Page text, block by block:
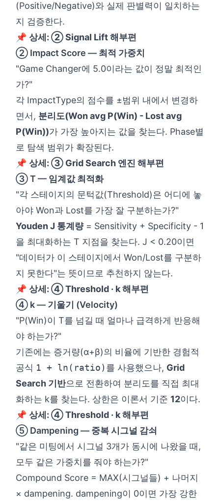
(Positive/Negative)와 실제 판별력이 일치하는
지 검증한다.
📌 상세: ② Signal Lift 해부편
② Impact Score — 최적 가중치
"Game Changer에 5.0이라는 값이 정말 최적인
가?"
각 ImpactType의 점수를 ±범위 내에서 변경하
면서, 분리도(Won avg P(Win) - Lost avg
P(Win))가 가장 높아지는 값을 찾는다. Phase별
로 탐색 범위가 확장된다.
📌 상세: ③ Grid Search 엔진 해부편
③ T — 임계값 최적화
"각 스테이지의 문턱값(Threshold)은 어디에 놓
아야 Won과 Lost를 가장 잘 구분하는가?"
Youden J 통계량= Sensitivity + Specificity - 1
을 최대화하는 T 지점을 찾는다. J < 0.20이면
"데이터가 이 스테이지에서 Won/Lost를 구분하
지 못한다"는 뜻이므로 추천하지 않는다.
📌 상세: ④ Threshold · k 해부편
④ k — 기울기 (Velocity)
"P(Win)이 T를 넘길 때 얼마나 급격하게 반응해
야 하는가?"
기존에는 증거량(α+β)의 비율에 기반한 경험적
공식 1 + ln(ratio) 를 사용했으나, Grid
Search 기반으로 전환하여 분리도를 직접 최대
화하는 k를 찾는다. 상한은 이론서 기준 12이다.
📌 상세: ④ Threshold · k 해부편
⑤ Dampening — 중복 시그널 감쇠
"같은 미팅에서 시그널 3개가 동시에 나왔을 때,
모두 같은 가중치를 줘야 하는가?"
Compound Score = MAX(시그널들) + 나머지
× dampening. dampening이 0이면 가장 강한